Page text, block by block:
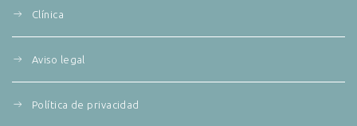
Clínica
Aviso legal
Política de privacidad